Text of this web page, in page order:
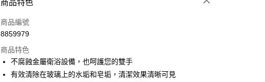
信用卡一次付款
Apple Pay
悠遊付
商品特色
商品編號
8859979
商品特色
不腐蝕金屬衛浴設備，也呵護您的雙手
有效清除在玻璃上的水垢和皂垢，清潔效果清晰可見